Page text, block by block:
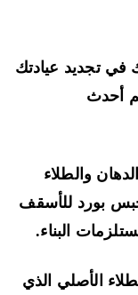
عيادتك
والطلاء
بورد للأسقف
البناء.
الأصلي الذي